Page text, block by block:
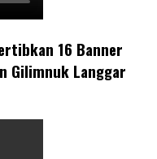
16 Banner
Gilimnuk Langgar